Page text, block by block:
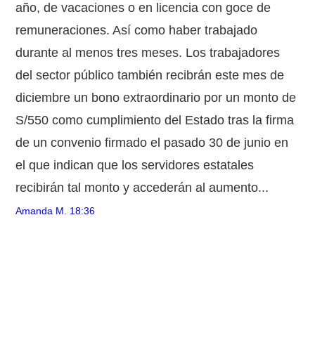
año, de vacaciones o en licencia con goce de
remuneraciones. Así como haber trabajado
durante al menos tres meses. Los trabajadores
del sector público también recibrán este mes de
diciembre un bono extraordinario por un monto de
S/550 como cumplimiento del Estado tras la firma
de un convenio firmado el pasado 30 de junio en
el que indican que los servidores estatales
recibirán tal monto y accederán al aumento...
Amanda M. 18:36